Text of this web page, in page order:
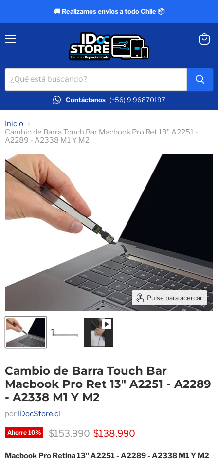
🚚 Realizamos envíos a todo Chile 📦
Contáctanos (+56) 9 96870197
Inicio
Cambio de Barra Touch Bar Macbook Pro Ret 13" A2251 -
A2289 - A2338 M1 Y M2
Pulse para acercar
Cambio de Barra Touch Bar
Macbook Pro Ret 13" A2251 - A2289
- A2338 M1 Y M2
por IDocStore.cl
Ahorre 10% Precio original
$153,990 Precio actual
$138,990
Macbook Pro Retina 13"A2251 - A2289 - A2338 M1 Y M2